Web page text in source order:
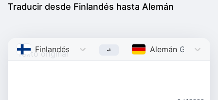
Traducir desde Finlandés hasta Alemán
Finlandés Finnish Alemán German